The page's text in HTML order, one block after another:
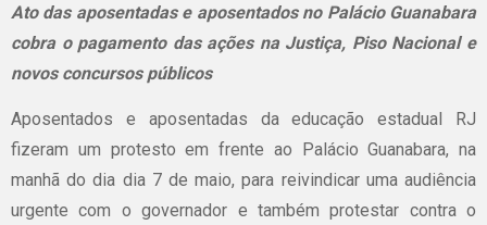
Ato das aposentadas e aposentados no Palácio Guanabara
cobra o pagamento das ações na Justiça, Piso Nacional e
novos concursos públicos
Aposentados e aposentadas da educação estadual RJ
fizeram um protesto em frente ao Palácio Guanabara, na
manhã do dia dia 7 de maio, para reivindicar uma audiência
urgente com o governador e também protestar contra o